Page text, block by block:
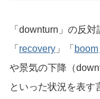
「downturn」の反
「 recovery 」「 boom
や景気の下降（
といった状況を表す